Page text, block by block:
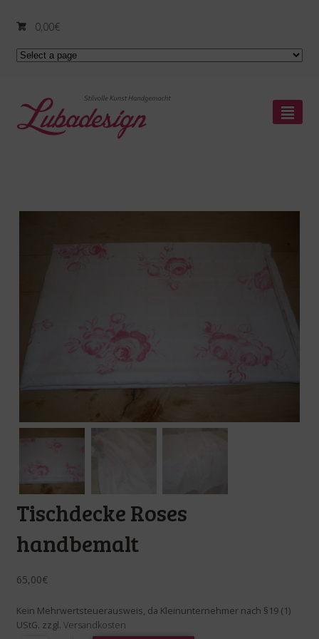
0,00€
²
Tischdecke Roses
handbemalt
65,00€
Kein Mehrwertsteuerausweis, da Kleinunternehmer nach §19 (1)
UStG. zzgl. Versandkosten